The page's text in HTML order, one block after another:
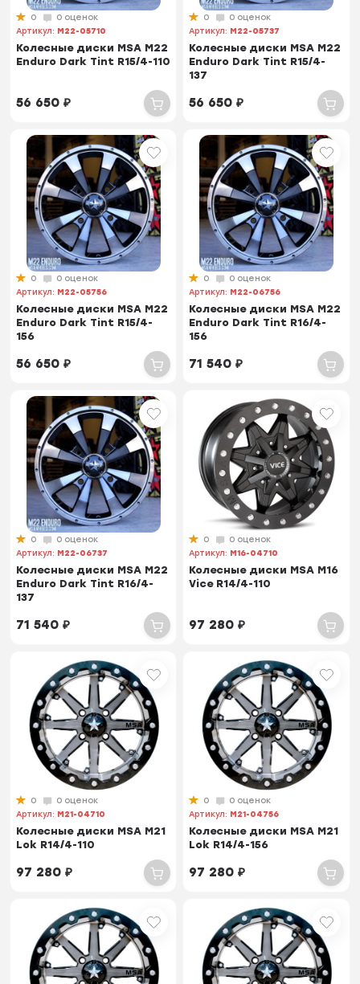
0
0 оценок
Артикул: M22-05710
Колесные диски MSA M22
Enduro Dark Tint R15/4-110
56 650₽
0
0 оценок
Артикул: M22-05737
Колесные диски MSA M22
Enduro Dark Tint R15/4-
137
56 650₽
0
0 оценок
Артикул: M22-05756
Колесные диски MSA M22
Enduro Dark Tint R15/4-
156
56 650₽
0
0 оценок
Артикул: M22-06756
Колесные диски MSA M22
Enduro Dark Tint R16/4-
156
71 540₽
0
0 оценок
Артикул: M22-06737
Колесные диски MSA M22
Enduro Dark Tint R16/4-
137
71 540₽
0
0 оценок
Артикул: M16-04710
Колесные диски MSA M16
Vice R14/4-110
97 280₽
0
0 оценок
Артикул: M21-04710
Колесные диски MSA M21
Lok R14/4-110
97 280₽
0
0 оценок
Артикул: M21-04756
Колесные диски MSA M21
Lok R14/4-156
97 280₽